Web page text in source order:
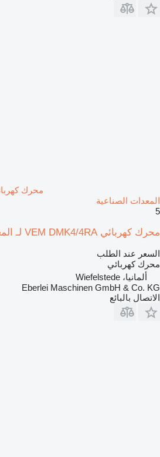
المعدات الصناعية
5
محرك كهربائي VEM DMK4/4RA لـ المعدات الصناعية
السعر عند الطلب
محرك كهربائي
ألمانيا، Wiefelstede
Eberlei Maschinen GmbH & Co. KG
الاتصال بالبائع